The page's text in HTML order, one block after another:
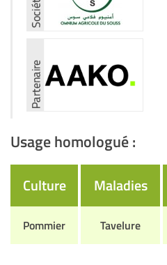
Usage homologué :
Culture Maladies
Pommier Tavelure